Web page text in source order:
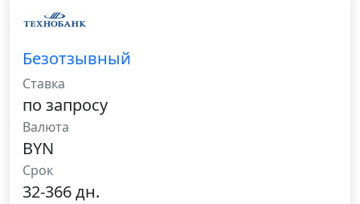
Безотзывный
Ставка
по запросу
Валюта
BYN
Срок
32-366 дн.